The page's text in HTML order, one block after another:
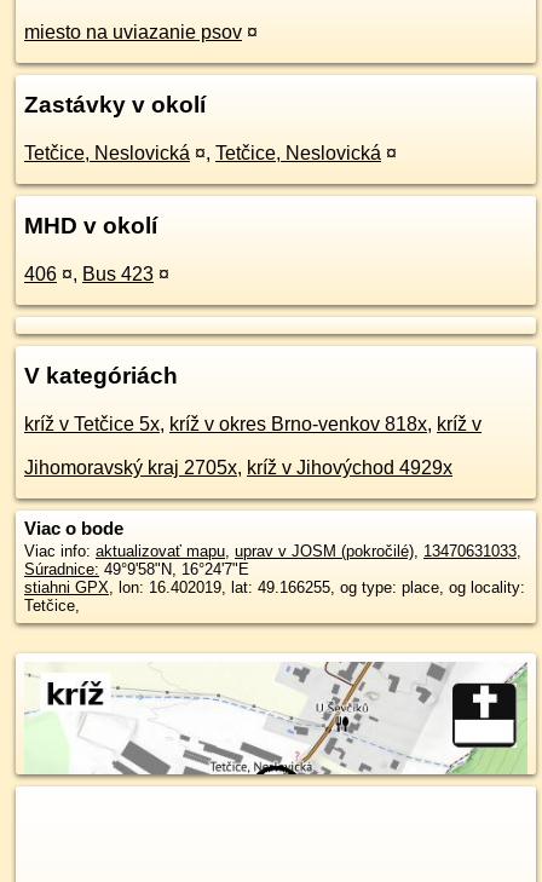
miesto na uviazanie psov ¤
Zastávky v okolí
Tetčice, Neslovická ¤, Tetčice, Neslovická ¤
MHD v okolí
406 ¤, Bus 423 ¤
V kategóriách
kríž v Tetčice 5x, kríž v okres Brno-venkov 818x, kríž v
Jihomoravský kraj 2705x, kríž v Jihovýchod 4929x
Viac o bode
Viac info: aktualizovať mapu, uprav v JOSM (pokročilé), 13470631033,
Súradnice: 49°9'58"N, 16°24'7"E
stiahni GPX, lon: 16.402019, lat: 49.166255, og type: place, og locality:
Tetčice,